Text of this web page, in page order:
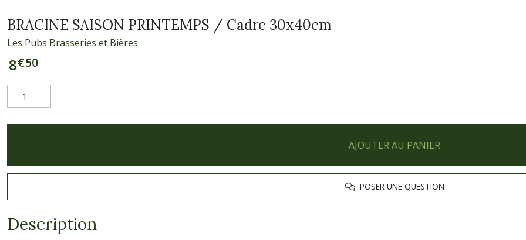
BRACINE SAISON PRINTEMPS / Cadre 30x40cm
Les Pubs Brasseries et Bières
8€50
AJOUTER AU PANIER
POSER UNE QUESTION
Description